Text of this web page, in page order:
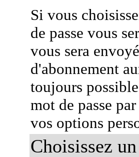
Si vous
de passe vous
vous sera
d'abonnement
toujours
mot de passe
vos options
Choisissez